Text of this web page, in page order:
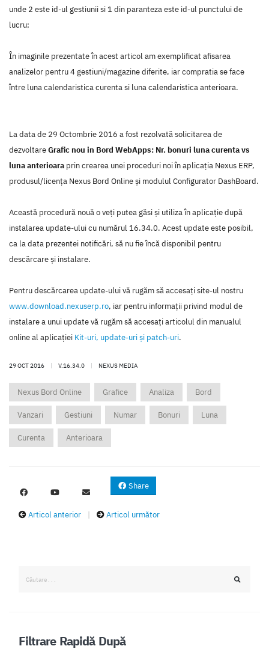
unde 2 este id-ul gestiunii si 1 din paranteza este id-ul punctului de
lucru;
În imaginile prezentate în acest articol am exemplificat afisarea
analizelor pentru 4 gestiuni/magazine diferite, iar compratia se face
între luna calendaristica curenta si luna calendaristica anterioara.
La data de 29 Octombrie 2016 a fost rezolvată solicitarea de
dezvoltareGrafic nou in Bord WebApps: Nr. bonuri luna curenta vs
luna anterioara prin crearea unei proceduri noi în aplicaţia Nexus ERP,
produsul/licenţa Nexus Bord Online şi modulul Configurator DashBoard.
Această procedură nouă o veţi putea găsi şi utiliza în aplicaţie după
instalarea update-ului cu numărul 16.34.0. Acest update este posibil,
ca la data prezentei notificări, să nu fie încă disponibil pentru
descărcare şi instalare.
Pentru descărcarea update-ului vă rugăm să accesaţi site-ul nostru
www.download.nexuserp.ro, iar pentru informaţii privind modul de
instalare a unui update vă rugăm să accesaţi articolul din manualul
online al aplicaţiei Kit-uri, update-uri şi patch-uri.
29 OCT 2016 | V.16.34.0 | NEXUS MEDIA
Nexus Bord Online Grafice Analiza Bord
Vanzari Gestiuni Numar Bonuri Luna
Curenta Anterioara
Share
Articol anterior Articol următor
Filtrare Rapidă După